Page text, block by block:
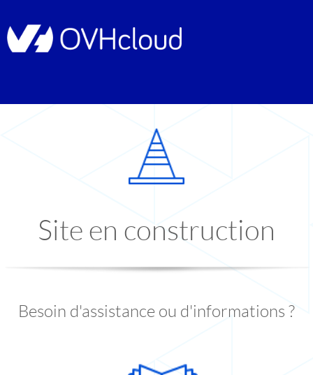
Site en construction
Besoin d'assistance ou d'informations ?